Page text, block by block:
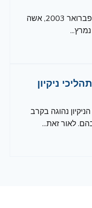
ד"ר דיויד רוזנבלט בחג האהבה, בפברואר 2003, אשה
ניקיון
נהוגה בקרב
לאור זאת...